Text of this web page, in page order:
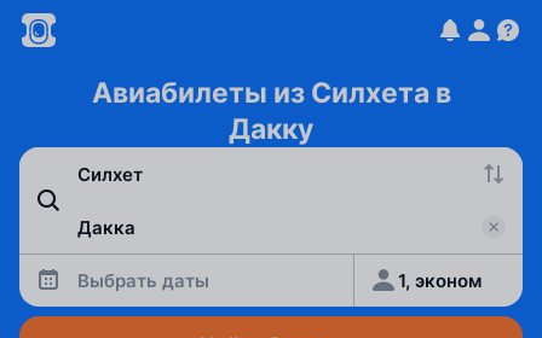
Авиабилеты из Силхета в
Дакку
Выбрать даты 1, эконом